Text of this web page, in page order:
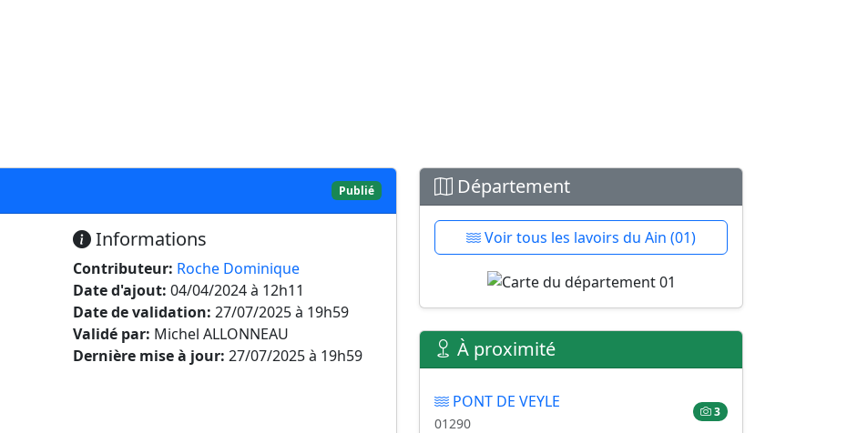
Publié
Informations
Contributeur: Roche Dominique
Date d'ajout: 04/04/2024 à 12h11
Date de validation: 27/07/2025 à 19h59
Validé par: Michel ALLONNEAU
Dernière mise à jour: 27/07/2025 à 19h59
Département
Voir tous les lavoirs du Ain (01)
À proximité
PONT DE VEYLE
01290
3